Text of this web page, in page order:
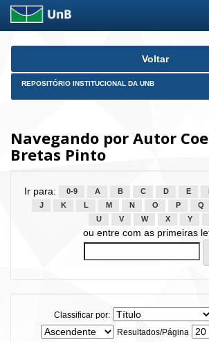
Skip
Voltar
REPOSITÓRIO INSTITUCIONAL DA UNB
Navegando por Autor
Bretas Pinto
Ir para: 0-9 A B C D E
J
K L M N O P Q
U
V W X Y
ou entre com as primeiras
Classificar por:
Resultados/Página